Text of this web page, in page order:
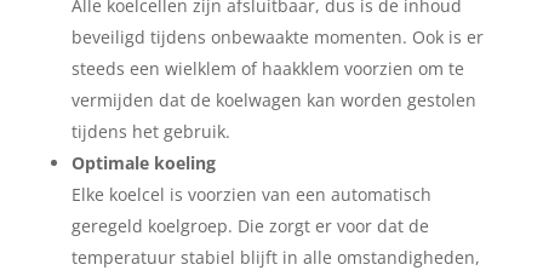
Alle koelcellen zijn afsluitbaar, dus is de inhoud
beveiligd tijdens onbewaakte momenten. Ook is er
steeds een wielklem of haakklem voorzien om te
vermijden dat de koelwagen kan worden gestolen
tijdens het gebruik.
Optimale koeling
Elke koelcel is voorzien van een automatisch
geregeld koelgroep. Die zorgt er voor dat de
temperatuur stabiel blijft in alle omstandigheden,